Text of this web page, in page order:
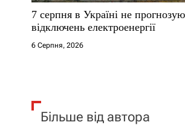
і
в
7 серпня в Україні не
відключень електроенергії
6 Серпня, 2026
Більше від автора